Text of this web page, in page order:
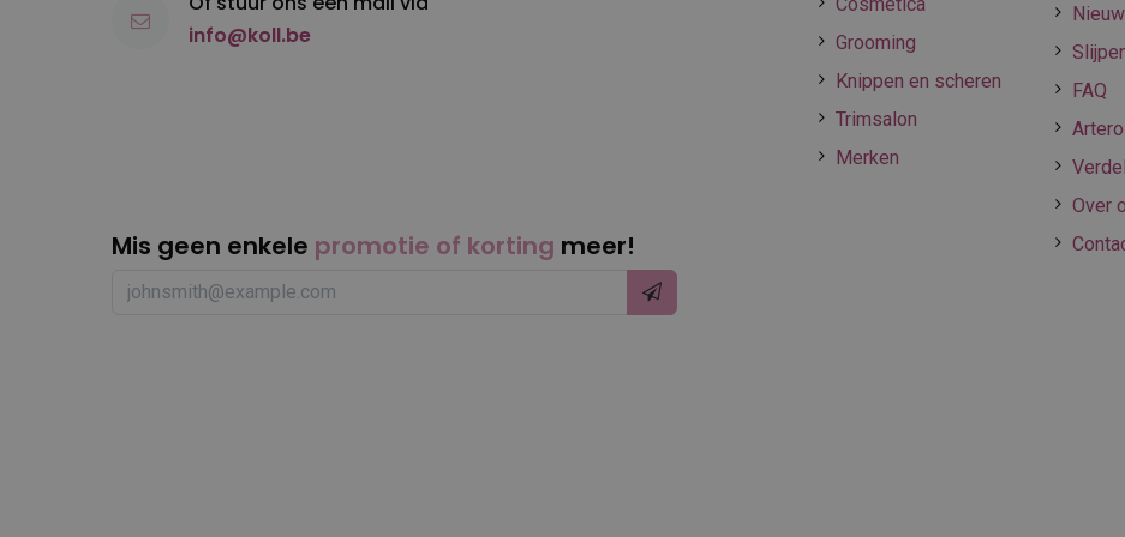
FAQ
Over
Grooming
Knippen en scheren
Trimsalon
Merken
Mis geen enkele promotie of korting meer!
info@koll.be